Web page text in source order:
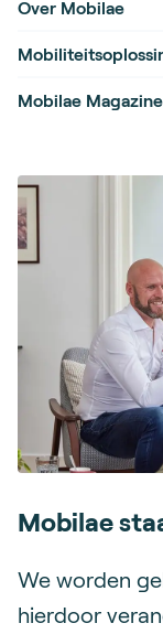
Over Mobilae
Mobilae Magazine
Mobilae
We worden
hierdoor